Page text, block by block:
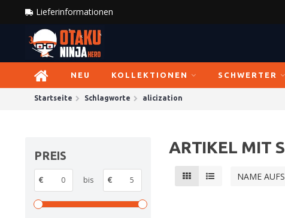
Lieferinformationen
NEU KOLLEKTIONEN SCHWERTER
Startseite Schlagworte alicization
PREIS
€ bis €
ARTIKEL MIT
NAME